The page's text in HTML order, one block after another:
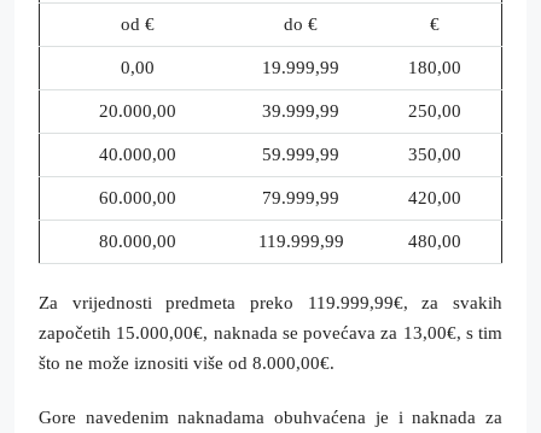
od € do € €
0,00 19.999,99 180,00
20.000,00 39.999,99 250,00
40.000,00 59.999,99 350,00
60.000,00 79.999,99 420,00
80.000,00 119.999,99 480,00
Za vrijednosti predmeta preko 119.999,99€, za svakih
započetih 15.000,00€, naknada se povećava za 13,00€, s tim
što ne može iznositi više od 8.000,00€.
Gore navedenim naknadama obuhvaćena je i naknada za